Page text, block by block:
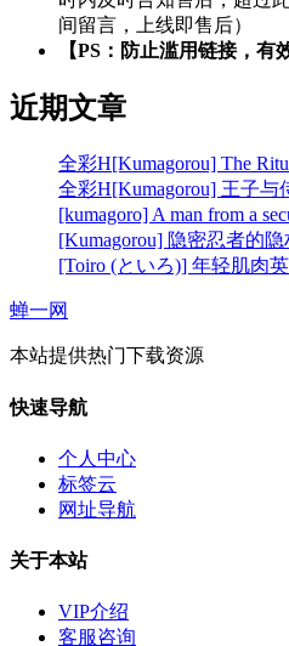
间留言，上线即售后）
【PS：防止滥用链接，有
近期文章
全彩H[Kumagorou] The
全彩H[Kumagorou] 王子与
[kumagoro] A man from a
[Kumagorou] 隐密忍者的隐
[Toiro (といろ)] 年轻肌肉
蝉一网
本站提供热门下载资源
快速导航
个人中心
标签云
网址导航
关于本站
VIP介绍
客服咨询